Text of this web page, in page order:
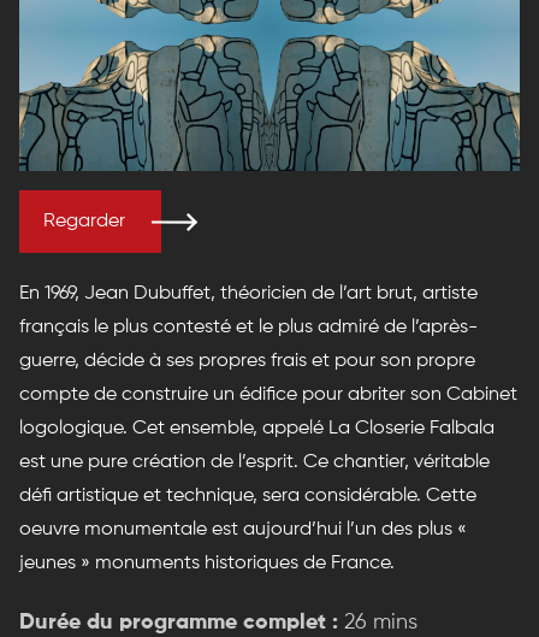
Regarder
En 1969, Jean Dubuffet, théoricien de l’art brut, artiste
français le plus contesté et le plus admiré de l’après-
guerre, décide à ses propres frais et pour son propre
compte de construire un édifice pour abriter son Cabinet
logologique. Cet ensemble, appelé La Closerie Falbala
est une pure création de l’esprit. Ce chantier, véritable
défi artistique et technique, sera considérable. Cette
oeuvre monumentale est aujourd’hui l’un des plus «
jeunes » monuments historiques de France.
Durée du programme complet : 26 mins